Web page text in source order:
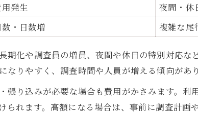
発生
夜間・休
・日数増 複雑な尾
化や調査員の増員、夜間や休日の特別対応な
りやすく、調査時間や人員が増える傾向があり
張り込みが必要な場合も費用がかさみます。
られます。高額になる場合は、事前に調査計画